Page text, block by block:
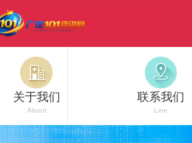
关于我们
About
联系我们
Line